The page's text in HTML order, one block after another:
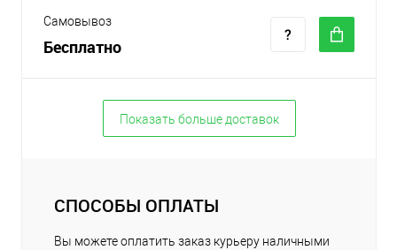
Самовывоз
Бесплатно
Показать больше доставок
СПОСОБЫ ОПЛАТЫ
Вы можете оплатить заказ курьеру наличными